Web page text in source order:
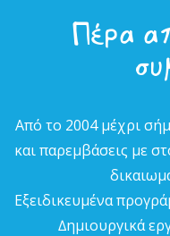
Πέρα
Από το 2004 µέχρι
και παρεµβάσεις µε
Εξειδικευµένα
∆ηµιουργικά